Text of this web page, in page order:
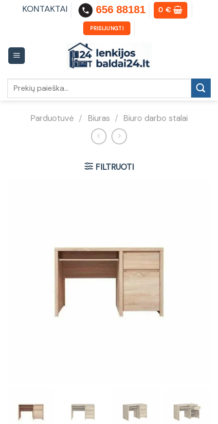
KONTAKTAI 656 88181 0€
PRISIJUNGTI
Parduotuvė / Biuras / Biuro darbo stalai
FILTRUOTI